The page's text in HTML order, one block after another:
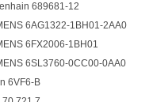
689681-12
6AG1322-1BH01-2AA0
6FX2006-1BH01
6SL3760-0CC00-0AA0
6VF6-B